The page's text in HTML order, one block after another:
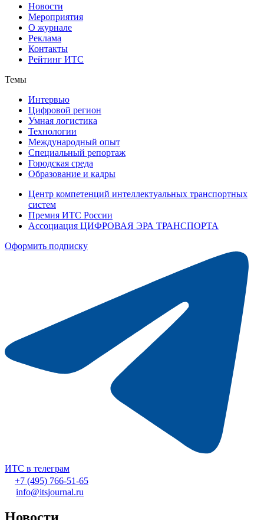
Новости
Мероприятия
О журнале
Реклама
Контакты
Рейтинг ИТС
Темы
Интервью
Цифровой регион
Умная логистика
Технологии
Международный опыт
Специальный репортаж
Городская среда
Образование и кадры
Центр компетенций интеллектуальных транспортных
систем
Премия ИТС России
Ассоциация ЦИФРОВАЯ ЭРА ТРАНСПОРТА
Оформить подписку
ИТС в телеграм
+7 (495) 766-51-65
info@itsjournal.ru